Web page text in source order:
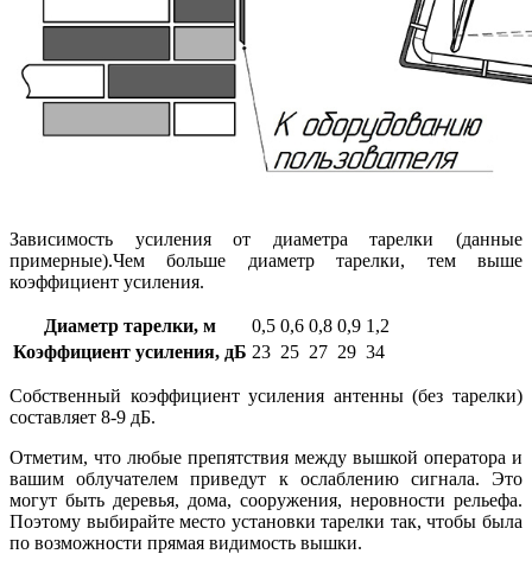
Зависимость усиления от диаметра тарелки (данные
примерные).Чем больше диаметр тарелки, тем выше
коэффициент усиления.
Диаметр тарелки, м 0,5 0,6 0,8 0,9 1,2
Коэффициент усиления, дБ 23 25 27 29 34
Собственный коэффициент усиления антенны (без тарелки)
составляет 8-9 дБ.
Отметим, что любые препятствия между вышкой оператора и
вашим облучателем приведут к ослаблению сигнала. Это
могут быть деревья, дома, сооружения, неровности рельефа.
Поэтому выбирайте место установки тарелки так, чтобы была
по возможности прямая видимость вышки.